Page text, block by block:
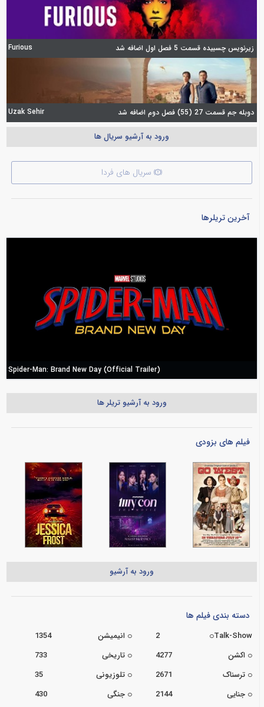
زیرنویس چسبیده قسمت 5 فصل اول اضافه شد Furious
دوبله جم قسمت 27 (55) فصل دوم اضافه شد Uzak Sehir
ورود به آرشیو سریال ها
سریال های فردا
آخرین تریلرها
Spider-Man: Brand New Day (Official Trailer)
ورود به آرشیو تریلر ها
فیلم های بزودی
ورود به آرشیو
دسته بندی فیلم ها
Talk-Show
2 انیمیشن
1354
اکشن
4277 تاریخی
733
ترسناک
2671 تلوزیونی
35
جنایی
2144 جنگی
430